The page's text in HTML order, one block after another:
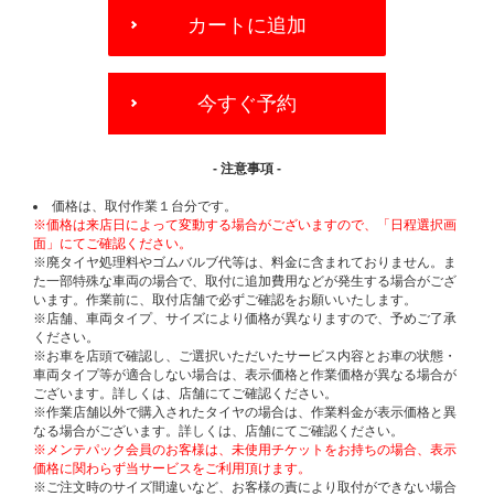
OPTIONS
カートに追加
今すぐ予約
- 注意事項 -
価格は、取付作業１台分です。
※価格は来店日によって変動する場合がございますので、「日程選択画
面」にてご確認ください。
※廃タイヤ処理料やゴムバルブ代等は、料金に含まれておりません。ま
た一部特殊な車両の場合で、取付に追加費用などが発生する場合がござ
います。作業前に、取付店舗で必ずご確認をお願いいたします。
※店舗、車両タイプ、サイズにより価格が異なりますので、予めご了承
ください。
※お車を店頭で確認し、ご選択いただいたサービス内容とお車の状態・
車両タイプ等が適合しない場合は、表示価格と作業価格が異なる場合が
ございます。詳しくは、店舗にてご確認ください。
※作業店舗以外で購入されたタイヤの場合は、作業料金が表示価格と異
なる場合がございます。詳しくは、店舗にてご確認ください。
※メンテパック会員のお客様は、未使用チケットをお持ちの場合、表示
価格に関わらず当サービスをご利用頂けます。
※ご注文時のサイズ間違いなど、お客様の責により取付ができない場合